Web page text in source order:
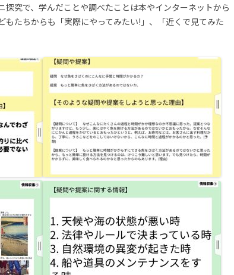
探究で、学んだことや調べたことは本やインターネットから
もたちからも「実際にやってみたい!」、「近くで見てみた